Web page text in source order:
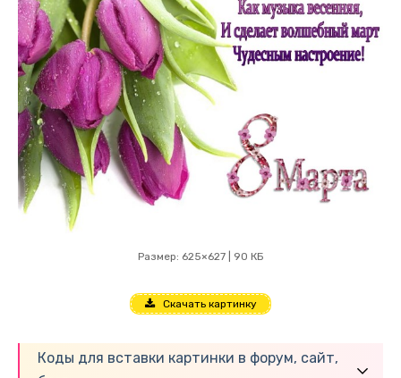
Размер: 625×627 | 90 КБ
Скачать картинку
Коды для вставки картинки в форум, сайт,